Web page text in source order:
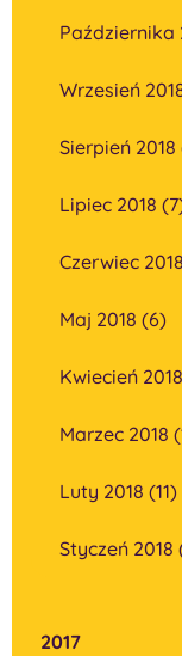
Października
Wrzesień
Sierpień 2018
Lipiec 2018
Czerwiec
Maj 2018 (6)
Kwiecień
Marzec 2018
Luty 2018 (11)
Styczeń 2018
2017